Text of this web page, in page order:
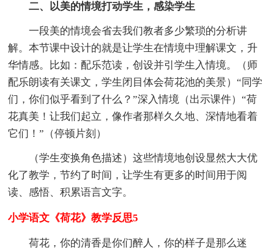
二、以美的情境打动学生，感染学生
一段美的情境会省去我们教者多少繁琐的分析讲
解。本节课中设计的就是让学生在情境中理解课文，升
华情感。比如：配乐范读，创设并引学生入情境。（师
配乐朗读有关课文，学生闭目体会荷花池的美景）“同学
们，你们似乎看到了什么？”深入情境（出示课件）“荷
花真美！让我们起立，像作者那样久久地、深情地看着
它们！”（停顿片刻）
（学生变换角色描述）这些情境地创设显然大大优
化了教学，节约了时间，让学生有更多的时间用于阅
读、感悟、积累语言文字。
小学语文《荷花》教学反思5
荷花，你的清香是你们醉人，你的样子是那么迷